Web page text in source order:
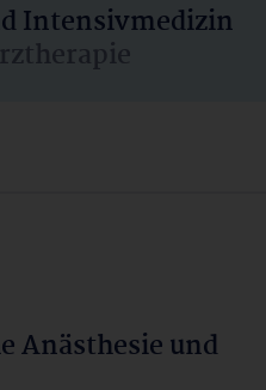
Intensivmedizin
Anästhesie und